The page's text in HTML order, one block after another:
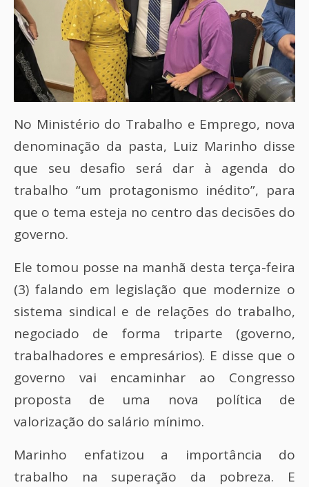
No Ministério do Trabalho e Emprego, nova
denominação da pasta, Luiz Marinho disse
que seu desafio será dar à agenda do
trabalho “um protagonismo inédito”, para
que o tema esteja no centro das decisões do
governo.
Ele tomou posse na manhã desta terça-feira
(3) falando em legislação que modernize o
sistema sindical e de relações do trabalho,
negociado de forma triparte (governo,
trabalhadores e empresários). E disse que o
governo vai encaminhar ao Congresso
proposta de uma nova política de
valorização do salário mínimo.
Marinho enfatizou a importância do
trabalho na superação da pobreza. E